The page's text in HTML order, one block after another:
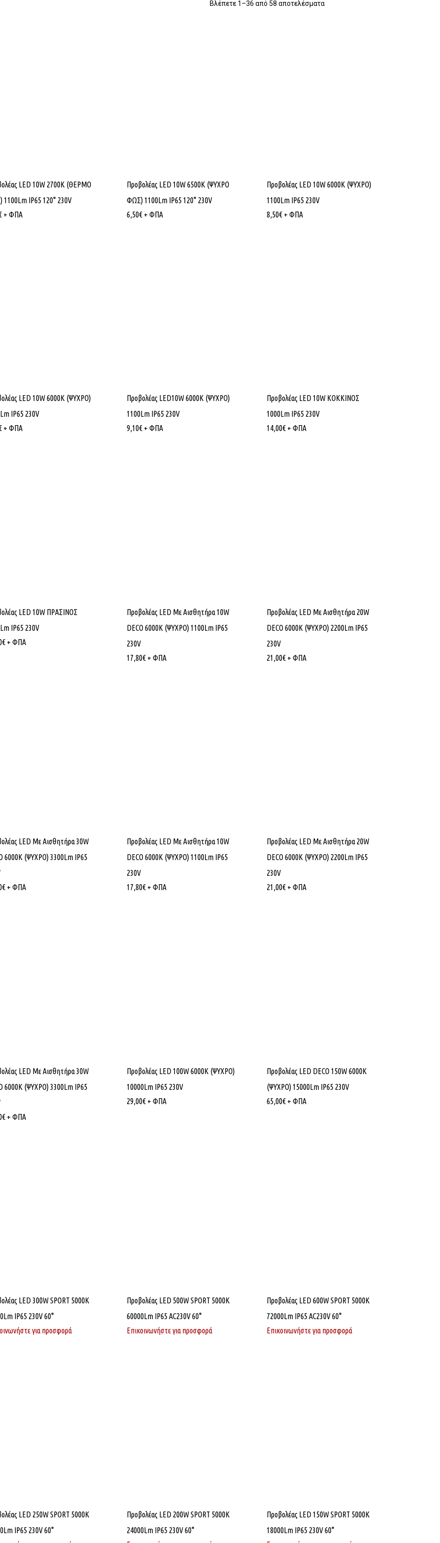
Βλέπετε 1–36 από 58 αποτελέσματα
LED 10W 2700K (ΘΕΡΜΟ
IP65 120° 230V
+ ΦΠΑ
Προβολέας LED 10W 6500K (ΨΥΧΡΟ
ΦΩΣ) 1100Lm IP65 120° 230V
6,50€ + ΦΠΑ
Προβολέας LED 10W 6000K (ΨΥΧΡΟ)
1100Lm IP65 230V
8,50€ + ΦΠΑ
LED 10W 6000K (ΨΥΧΡΟ)
IP65 230V
+ ΦΠΑ
Προβολέας LED10W 6000K (ΨΥΧΡΟ)
1100Lm IP65 230V
9,10€ + ΦΠΑ
Προβολέας LED 10W ΚΟΚΚΙΝΟΣ
1000Lm IP65 230V
14,00€ + ΦΠΑ
LED 10W ΠΡΑΣΙΝΟΣ
IP65 230V
€ + ΦΠΑ
Προβολέας LED Με Αισθητήρα 10W
DECO 6000K (ΨΥΧΡΟ) 1100Lm IP65
230V
17,80€ + ΦΠΑ
Προβολέας LED Με Αισθητήρα 20W
DECO 6000K (ΨΥΧΡΟ) 2200Lm IP65
230V
21,00€ + ΦΠΑ
LED Mε Aισθητήρα 30W
6000K (ΨΥΧΡΟ) 3300Lm IP65
€ + ΦΠΑ
Προβολέας LED Με Αισθητήρα 10W
DECO 6000K (ΨΥΧΡΟ) 1100Lm IP65
230V
17,80€ + ΦΠΑ
Προβολέας LED Με Αισθητήρα 20W
DECO 6000K (ΨΥΧΡΟ) 2200Lm IP65
230V
21,00€ + ΦΠΑ
LED Mε Aισθητήρα 30W
6000K (ΨΥΧΡΟ) 3300Lm IP65
€ + ΦΠΑ
Προβολέας LED 100W 6000K (ΨΥΧΡΟ)
10000Lm IP65 230V
29,00€ + ΦΠΑ
Προβολέας LED DECO 150W 6000K
(ΨΥΧΡΟ) 15000Lm IP65 230V
65,00€ + ΦΠΑ
LED 300W SPORT 5000K
IP65 230V 60°
για προσφορά
Προβολέας LED 500W SPORT 5000K
60000Lm IP65 AC230V 60°
Επικοινωνήστε για προσφορά
Προβολέας LED 600W SPORT 5000K
72000Lm IP65 AC230V 60°
Επικοινωνήστε για προσφορά
LED 250W SPORT 5000K
IP65 230V 60°
Προβολέας LED 200W SPORT 5000K
24000Lm IP65 230V 60°
Προβολέας LED 150W SPORT 5000K
18000Lm IP65 230V 60°